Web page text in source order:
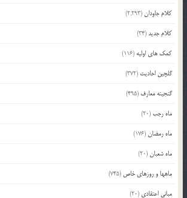
کلام جاودان(2,293)
کلام جدید(34)
کمک های اولیه (116)
گلچین احادیث (372)
گنجینه معارف (495)
ماه رجب(20)
ماه رمضان(176)
ماه شعبان(20)
ماهها و روزهای خاص (745)
مبانی اعتقادی (20)